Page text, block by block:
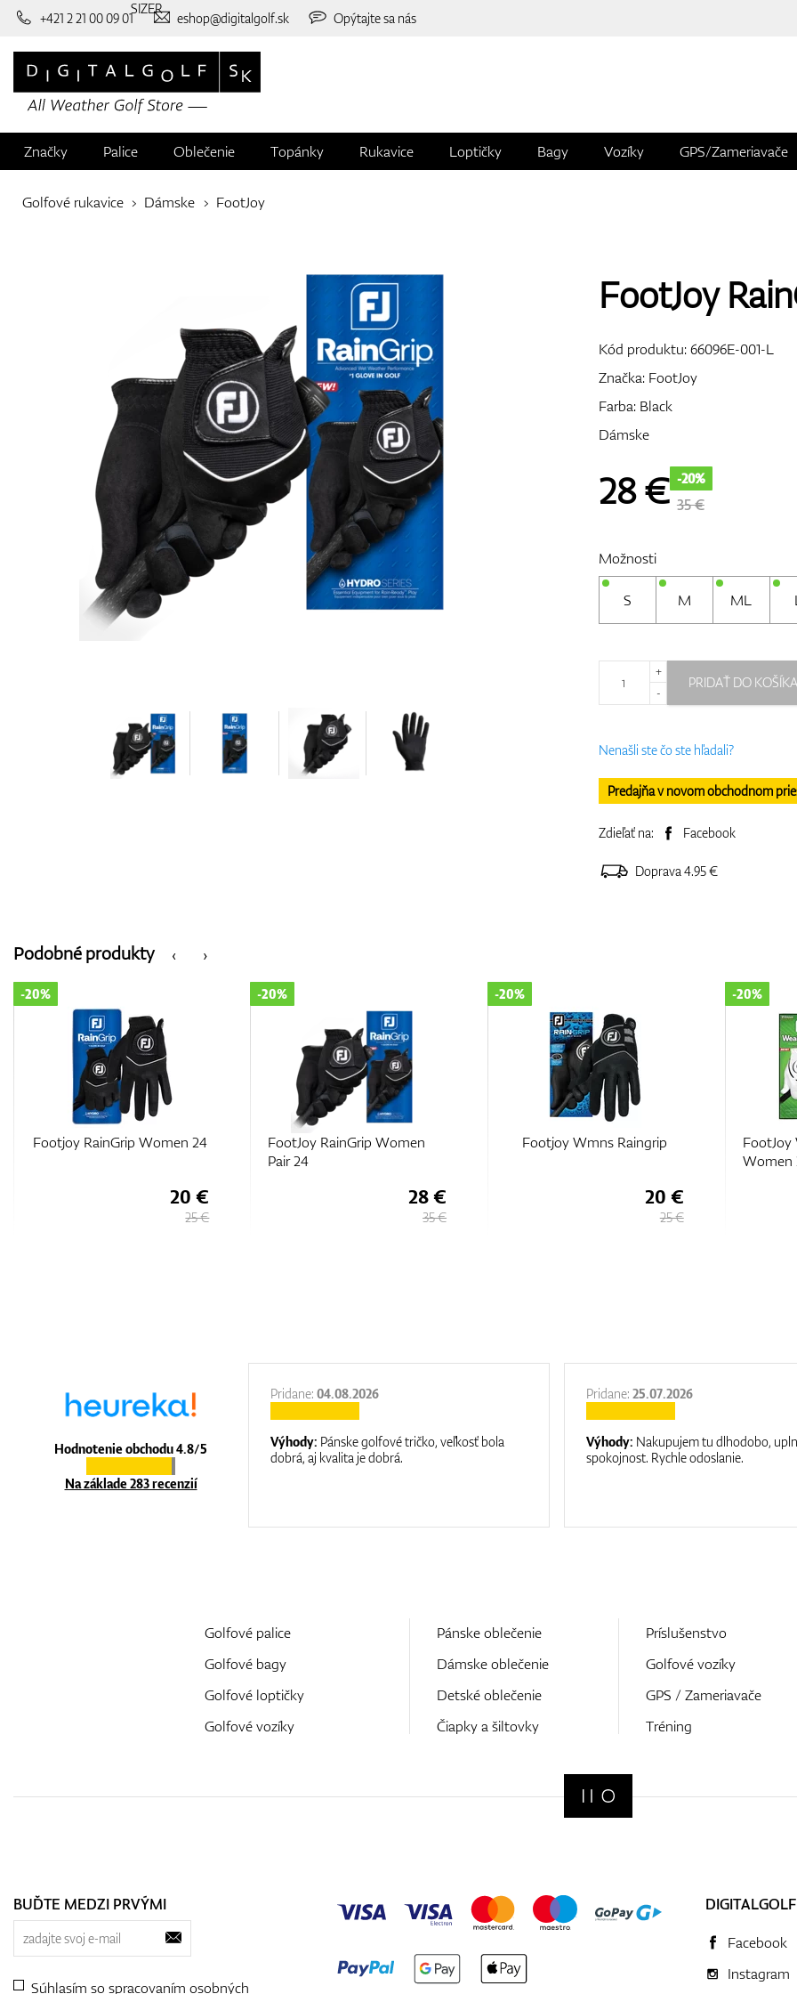
+421 2 21 00 09 01 eshop@digitalgolf.sk Opýtajte sa nás
Značky Palice Oblečenie Topánky Rukavice Loptičky Bagy Vozíky GPS/Zameriavače
Golfové rukavice Dámske FootJoy
FootJoy
Kód produktu:66096E-001-L
Značka: FootJoy
Farba: Black
Dámske
28€ -20%
35 €
Možnosti
S M ML
+
-
PRIDAŤ DO KOŠÍKA
Nenašli ste čo ste hľadali?
Predajňa v novom obchodnom
Zdieľať na: Facebook
Doprava 4.95 €
‹
Podobné produkty ›
Footjoy RainGrip Women 24
-20%
20 €
25 €
FootJoy RainGrip Women
Pair 24
-20%
28 €
35 €
Footjoy Wmns Raingrip
-20%
20 €
25 €
FootJoy
Women
-20%
Hodnotenie obchodu 4.8/5
Na základe 283 recenzií
It is a great shop where they help you
Pridane:04.08.2026
Výhody: Pánske golfové tričko, veľkosť bola
dobrá, aj kvalita je dobrá.
Pridane:25.07.2026
Výhody: Nakupujem tu dlhodobo,
spokojnost. Rychle odoslanie.
Golfové palice
Golfové bagy
Golfové loptičky
Golfové vozíky
Pánske oblečenie
Dámske oblečenie
Detské oblečenie
Čiapky a šiltovky
Príslušenstvo
Golfové vozíky
GPS / Zameriavače
Tréning
BUĎTE MEDZI PRVÝMI
Súhlasím so spracovaním osobných
Facebook
Instagram
SIZER